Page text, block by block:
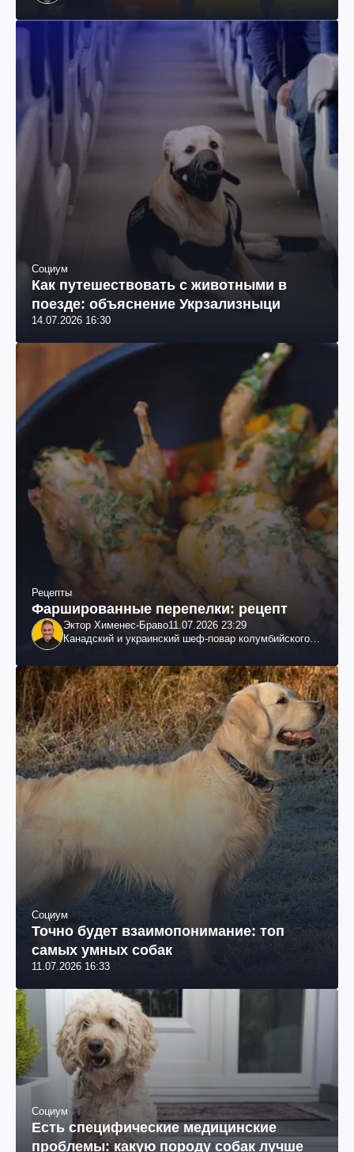
Социум
Как путешествовать с животными в
поезде: объяснение Укрзализныци
14.07.2026 16:30
Рецепты
Фаршированные перепелки: рецепт
Эктор Хименес-Браво11.07.2026 23:29
Канадский и украинский шеф-повар колумбийского
Социум
Точно будет взаимопонимание: топ
самых умных собак
11.07.2026 16:33
Социум
Есть специфические медицинские
проблемы: какую породу собак лучше